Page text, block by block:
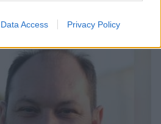
Data Access Privacy Policy